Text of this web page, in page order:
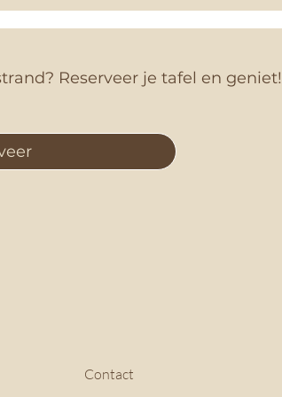
Reserveer je tafel en geniet!
Contact